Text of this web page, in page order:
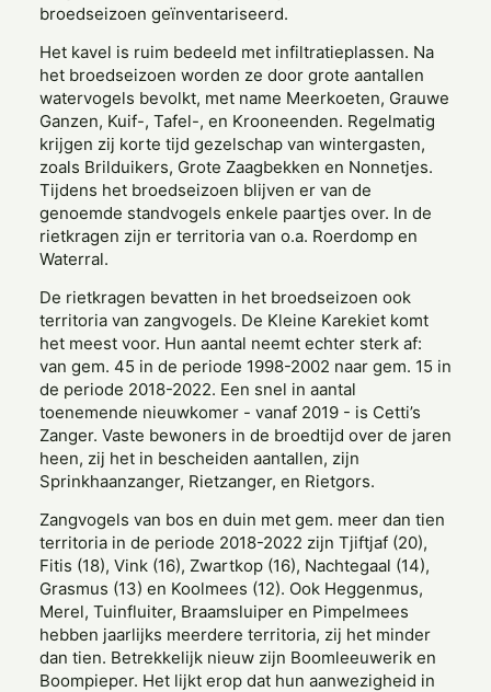
broedseizoen geïnventariseerd.
Het kavel is ruim bedeeld met infiltratieplassen. Na
het broedseizoen worden ze door grote aantallen
watervogels bevolkt, met name Meerkoeten, Grauwe
Ganzen, Kuif-, Tafel-, en Krooneenden. Regelmatig
krijgen zij korte tijd gezelschap van wintergasten,
zoals Brilduikers, Grote Zaagbekken en Nonnetjes.
Tijdens het broedseizoen blijven er van de
genoemde standvogels enkele paartjes over. In de
rietkragen zijn er territoria van o.a. Roerdomp en
Waterral.
De rietkragen bevatten in het broedseizoen ook
territoria van zangvogels. De Kleine Karekiet komt
het meest voor. Hun aantal neemt echter sterk af:
van gem. 45 in de periode 1998-2002 naar gem. 15 in
de periode 2018-2022. Een snel in aantal
toenemende nieuwkomer - vanaf 2019 - is Cetti’s
Zanger. Vaste bewoners in de broedtijd over de jaren
heen, zij het in bescheiden aantallen, zijn
Sprinkhaanzanger, Rietzanger, en Rietgors.
Zangvogels van bos en duin met gem. meer dan tien
territoria in de periode 2018-2022 zijn Tjiftjaf (20),
Fitis (18), Vink (16), Zwartkop (16), Nachtegaal (14),
Grasmus (13) en Koolmees (12). Ook Heggenmus,
Merel, Tuinfluiter, Braamsluiper en Pimpelmees
hebben jaarlijks meerdere territoria, zij het minder
dan tien. Betrekkelijk nieuw zijn Boomleeuwerik en
Boompieper. Het lijkt erop dat hun aanwezigheid in